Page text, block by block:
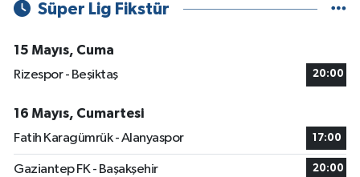
Süper Lig Fikstür
15 Mayıs, Cuma
Rizespor - Beşiktaş
20:00
16 Mayıs, Cumartesi
Fatih Karagümrük - Alanyaspor
17:00
Gaziantep FK - Başakşehir 20:00